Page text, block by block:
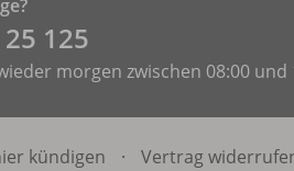
125
morgen zwischen 08:00 und
kündigen ·
Vertrag